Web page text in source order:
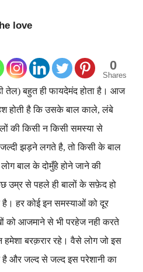
love
0
Shares
तेल) बहुत ही फायदेमंद होता है। आज
होती है कि उसके बाल काले, लंबे
की किसी न किसी समस्या से
झड़ने लगते है, तो किसी के बाल
बाल के दोमुँहे होने जाने की
उम्र से पहले ही बालों के सफ़ेद हो
हर कोई इन समस्याओं को दूर
को आजमाने से भी परहेज नही करते
बरक़रार रहे। वैसे लोग जो इस
और जल्द से जल्द इस परेशानी का